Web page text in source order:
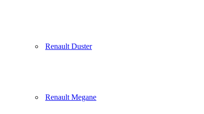
Renault Duster
Renault Megane